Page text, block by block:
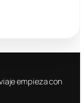
empieza con